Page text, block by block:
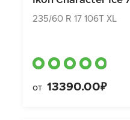
235/60 R 17 106T XL
от 13390.00₽
от